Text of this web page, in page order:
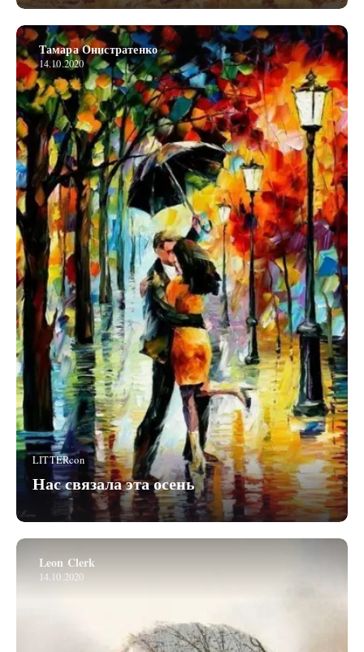
LITTERcon
Нас связала эта осень
Тамара Онистратенко
14.10.2020
Leon Clerk
14.10.2020